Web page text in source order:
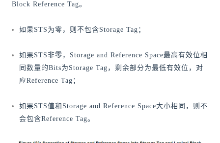
Block Reference Tag。
如果STS为零，则不包含Storage Tag；
如果STS非零，Storage and Reference Space最高有效位相
同数量的Bits为Storage Tag，剩余部分为最低有效位，对
应Reference Tag；
如果STS值和Storage and Reference Space大小相同，则不
会包含Reference Tag。